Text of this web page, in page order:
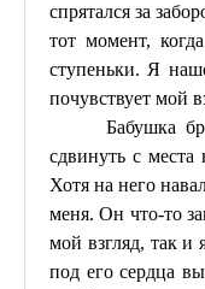
спрятался за
тот момент,
ступеньки. Я
почувствует мой
Бабушка
сдвинуть с
Хотя на него
меня. Он что-то
мой взгляд, так и
под его сердца